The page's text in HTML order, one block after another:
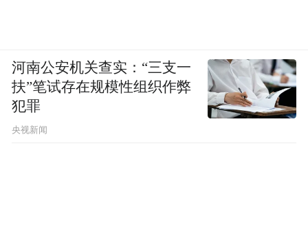
河南公安机关查实：“三支一
扶”笔试存在规模性组织作弊
犯罪
央视新闻